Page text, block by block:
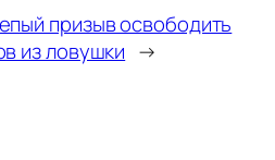
призыв освободить
из ловушки →